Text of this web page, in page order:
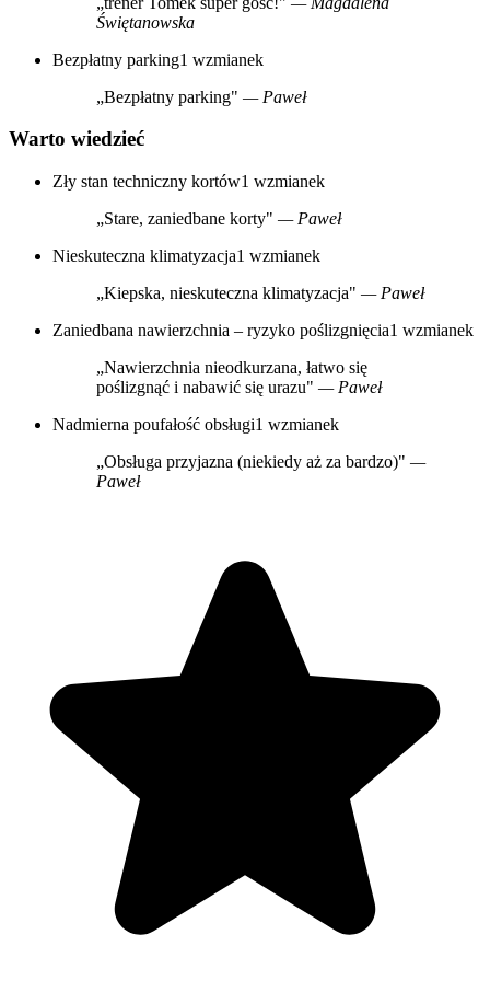
Świętanowska
Bezpłatny parking1 wzmianek
„Bezpłatny parking" — Paweł
Warto wiedzieć
Zły stan techniczny kortów1 wzmianek
„Stare, zaniedbane korty" — Paweł
Nieskuteczna klimatyzacja1 wzmianek
„Kiepska, nieskuteczna klimatyzacja" — Paweł
Zaniedbana nawierzchnia – ryzyko poślizgnięcia1 wzmianek
„Nawierzchnia nieodkurzana, łatwo się
poślizgnąć i nabawić się urazu" — Paweł
Nadmierna poufałość obsługi1 wzmianek
„Obsługa przyjazna (niekiedy aż za bardzo)" —
Paweł